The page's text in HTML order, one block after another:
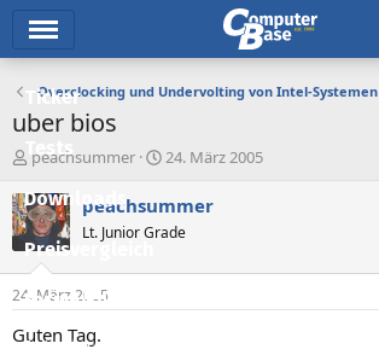
Ticker
Tests
Downloads
Preisvergleich
Forum
Aktuelles
Overclocking und Undervolting von Intel-Systemen
uber bios
E
s
t
e
e
r
peachsummer
E
s
e
t
24. März 2005
peachsummer
Lt. Junior Grade
24. März 2005
Guten Tag.